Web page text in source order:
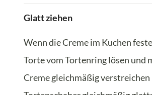
Glatt ziehen
Wenn die Creme im Kuchen
Torte vom Tortenring lösen und
Creme gleichmäßig